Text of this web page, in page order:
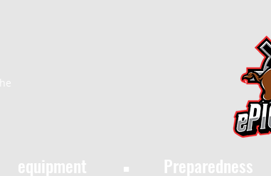
equipment Preparedness